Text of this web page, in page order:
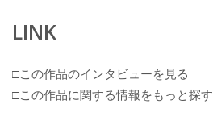
LINK
□この作品のインタビューを見る
□この作品に関する情報をもっと探す